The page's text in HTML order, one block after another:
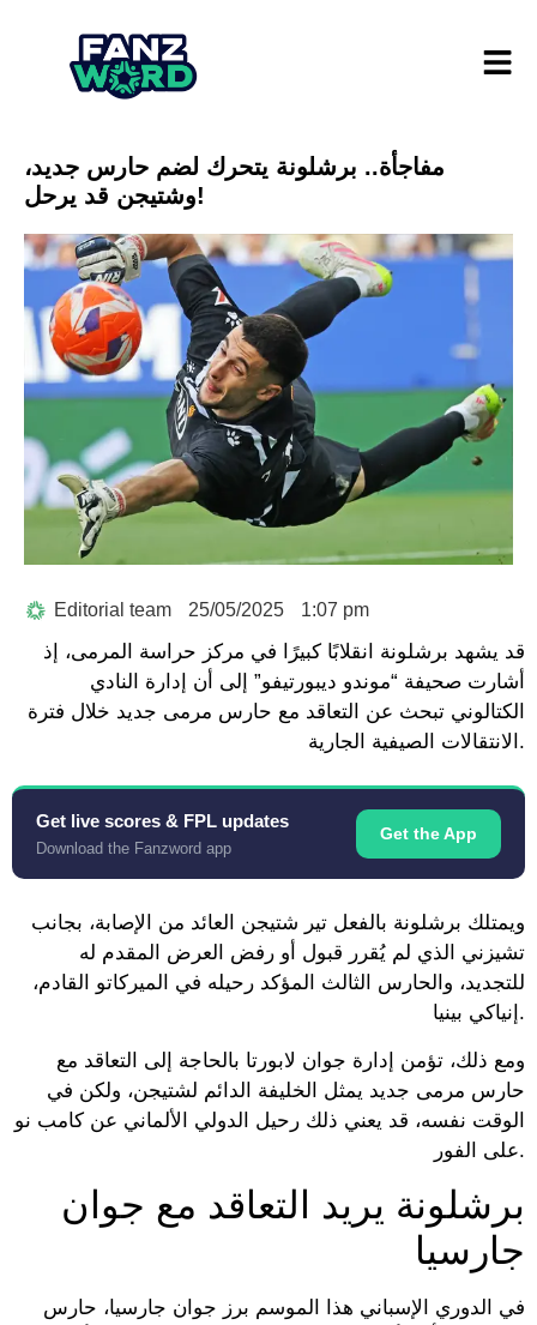
مفاجأة.. برشلونة يتحرك لضم حارس جديد،
وشتيجن قد يرحل!
Editorial team 25/05/2025 1:07 pm
قد يشهد برشلونة انقلابًا كبيرًا في مركز حراسة المرمى، إذ
أشارت صحيفة “موندو ديبورتيفو” إلى أن إدارة النادي
الكتالوني تبحث عن التعاقد مع حارس مرمى جديد خلال فترة
الانتقالات الصيفية الجارية.
Get live scores & FPL updates
Download the Fanzword app
Get the App
ويمتلك برشلونة بالفعل تير شتيجن العائد من الإصابة، بجانب
تشيزني الذي لم يُقرر قبول أو رفض العرض المقدم له
للتجديد، والحارس الثالث المؤكد رحيله في الميركاتو القادم،
إنياكي بينيا.
ومع ذلك، تؤمن إدارة جوان لابورتا بالحاجة إلى التعاقد مع
حارس مرمى جديد يمثل الخليفة الدائم لشتيجن، ولكن في
الوقت نفسه، قد يعني ذلك رحيل الدولي الألماني عن كامب نو
على الفور.
برشلونة يريد التعاقد مع جوان
جارسيا
في الدوري الإسباني هذا الموسم برز جوان جارسيا، حارس